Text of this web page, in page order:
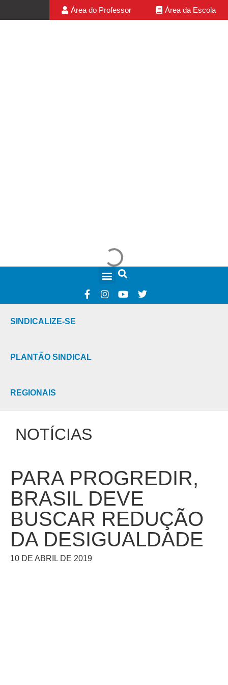
Área do Professor Área da Escola
SINDICALIZE-SE
PLANTÃO SINDICAL
REGIONAIS
NOTÍCIAS
PARA PROGREDIR,
BRASIL DEVE
BUSCAR REDUÇÃO
DA DESIGUALDADE
10 DE ABRIL DE 2019